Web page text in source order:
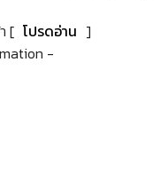
[ โปรดอ่าน ]
-